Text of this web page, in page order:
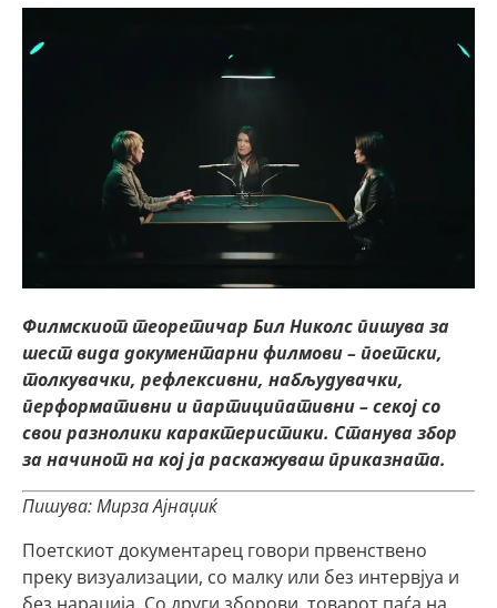
Филмскиот теоретичар Бил Николс пишува за
шест вида документарни филмови – поетски,
толкувачки, рефлексивни, набљудувачки,
перформативни и партиципативни – секој со
свои разнолики карактеристики. Станува збор
за начинот на кој ја раскажуваш приказната.
Пишува: Мирза Ајнаџиќ
Поетскиот документарец говори првенствено
преку визуализации, со малку или без интервјуа и